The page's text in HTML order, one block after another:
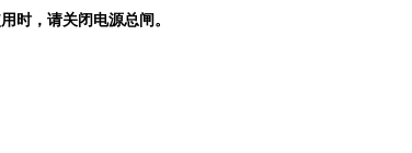
时，请关闭电源总闸。